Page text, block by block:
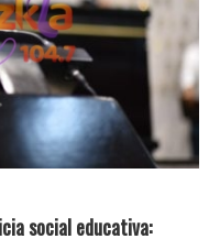
social educativa: